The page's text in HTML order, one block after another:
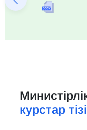
курстар